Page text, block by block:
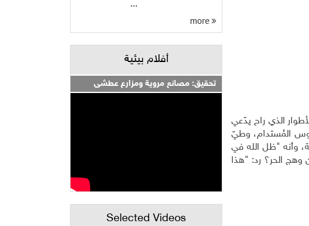
السوداء، وغريب الأطوار الذي راح يدّعي
المُستدام، وطيّ
وأنه "ظل الله في
وهج الحر؟ رد: "هذا
...
أفلام بيئية
تحقيق: مصانع مروية ومزارع عطشى
Selected Videos